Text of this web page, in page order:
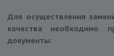
Для осуществления
качества необходимо
документы: